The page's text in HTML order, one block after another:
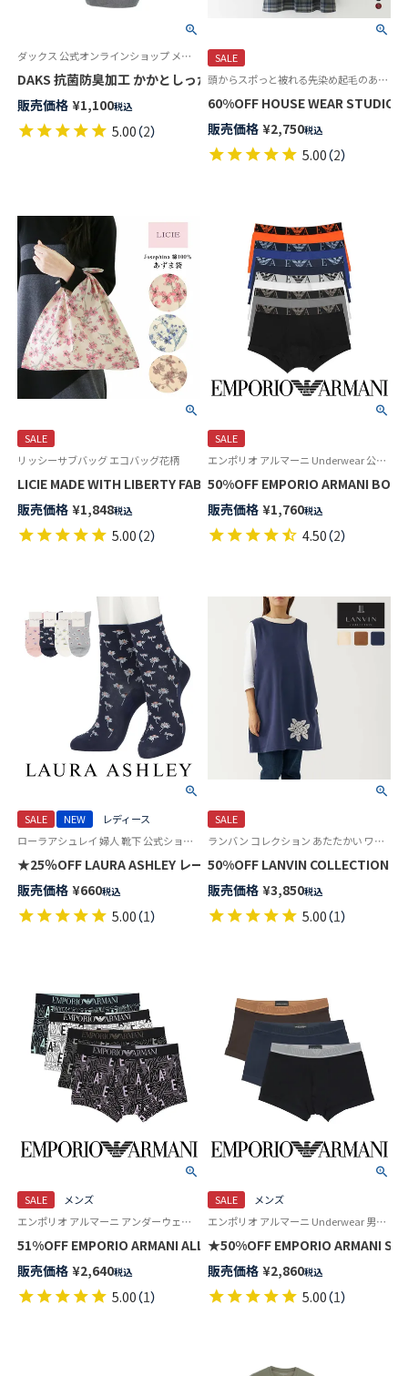
ダックス 公式オンラインショップ メンズ ソックス 靴下
DAKS 抗菌防臭加工 かかとしっかりホールド Newアーガイル
販売価格 ¥1,100税込
5.00（2）
SALE
頭からスポっと被れる先染め起毛のあったかワンピースエプロン
販売価格 ¥2,750税込
5.00（2）
SALE
リッシーサブバッグ エコバッグ花柄
LICIE MADE WITH LIBERTY FABRIC リバティプリント 日本製 綿
販売価格 ¥1,848税込
5.00（2）
SALE
エンポリオ アルマーニ Underwear 公式オンラインショップ
50%OFF EMPORIO ARMANI
販売価格 ¥1,760税込
4.50（2）
SALE NEW
レディース
ローラアシュレイ 婦人 靴下 公式ショップ
★25％OFF LAURA ASHLEY レーヨン シルク混 ランスウィック ク
販売価格 ¥660税込
5.00（1）
SALE
ランバン コレクション あたたかい ワンマイルウェア 花柄 セツキ 袖なし
50%OFF LANVIN COLLECTION
販売価格 ¥3,850税込
5.00（1）
SALE
メンズ
エンポリオ アルマーニ アンダーウェア Underwear 男性 メンズ 下着 パンツ ブランド
51%OFF EMPORIO ARMANI ALL OVER BOLD LOGO ボールド ロ
販売価格 ¥2,640税込
5.00（1）
SALE
メンズ
エンポリオ アルマーニ Underwear 男性 アンダーウェア 紳士 下着
★50%OFF EMPORIO ARMANI
販売価格 ¥2,860税込
5.00（1）